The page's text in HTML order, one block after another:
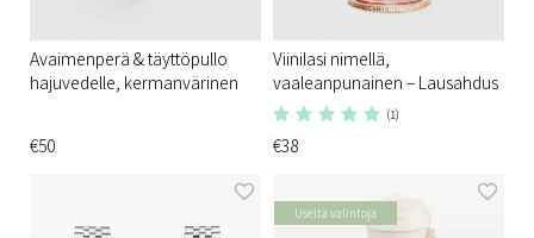
Avaimenperä & täyttöpullo
hajuvedelle, kermanvärinen
€50
Viinilasi nimellä,
vaaleanpunainen – Lausahdus
(1)
€38
Useita valintoja